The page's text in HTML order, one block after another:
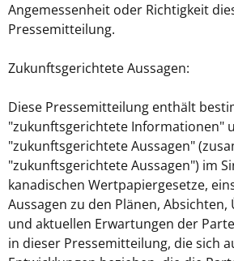
Angemessenheit oder Richtigkeit
Pressemitteilung.
Zukunftsgerichtete Aussagen:
Diese Pressemitteilung enthält
"zukunftsgerichtete Informationen"
"zukunftsgerichtete Aussagen"
"zukunftsgerichtete Aussagen") im
kanadischen Wertpapiergesetze,
Aussagen zu den Plänen,
und aktuellen Erwartungen der
in dieser Pressemitteilung, die sich